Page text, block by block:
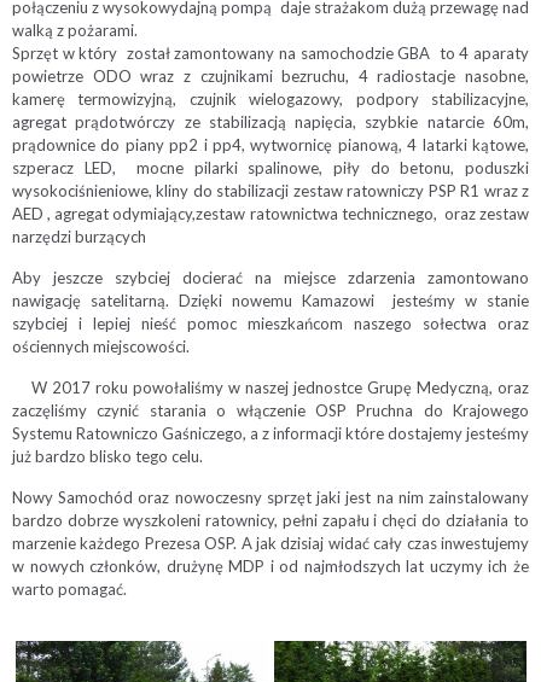
połączeniu z wysokowydajną pompą daje strażakom dużą przewagę nad
walką z pożarami.
Sprzęt w który został zamontowany na samochodzie GBA to 4 aparaty
powietrze ODO wraz z czujnikami bezruchu, 4 radiostacje nasobne,
kamerę termowizyjną, czujnik wielogazowy, podpory stabilizacyjne,
agregat prądotwórczy ze stabilizacją napięcia, szybkie natarcie 60m,
prądownice do piany pp2 i pp4, wytwornicę pianową, 4 latarki kątowe,
szperacz LED, mocne pilarki spalinowe, piły do betonu, poduszki
wysokociśnieniowe, kliny do stabilizacji zestaw ratowniczy PSP R1 wraz z
AED , agregat odymiający,zestaw ratownictwa technicznego, oraz zestaw
narzędzi burzących
Aby jeszcze szybciej docierać na miejsce zdarzenia zamontowano
nawigację satelitarną. Dzięki nowemu Kamazowi jesteśmy w stanie
szybciej i lepiej nieść pomoc mieszkańcom naszego sołectwa oraz
ościennych miejscowości.
W 2017 roku powołaliśmy w naszej jednostce Grupę Medyczną, oraz
zaczęliśmy czynić starania o włączenie OSP Pruchna do Krajowego
Systemu Ratowniczo Gaśniczego, a z informacji które dostajemy jesteśmy
już bardzo blisko tego celu.
Nowy Samochód oraz nowoczesny sprzęt jaki jest na nim zainstalowany
bardzo dobrze wyszkoleni ratownicy, pełni zapału i chęci do działania to
marzenie każdego Prezesa OSP. A jak dzisiaj widać cały czas inwestujemy
w nowych członków, drużynę MDP i od najmłodszych lat uczymy ich że
warto pomagać.